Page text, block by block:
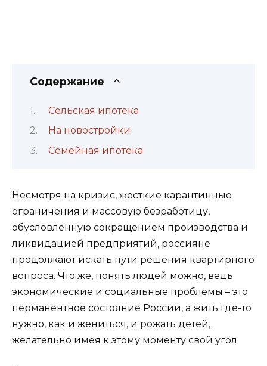
Содержание
Сельская ипотека
На новостройки
Семейная ипотека
Несмотря на кризис, жесткие карантинные
ограничения и массовую безработицу,
обусловленную сокращением производства и
ликвидацией предприятий, россияне
продолжают искать пути решения квартирного
вопроса. Что же, понять людей можно, ведь
экономические и социальные проблемы – это
перманентное состояние России, а жить где-то
нужно, как и жениться, и рожать детей,
желательно имея к этому моменту свой угол.